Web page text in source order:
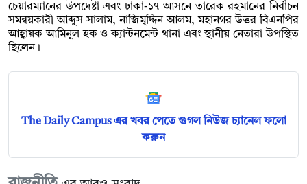
চেয়ারম্যানের উপদেষ্টা এবং ঢাকা-১৭ আসনে তারেক রহমানের নির্বাচন
সমন্বয়কারী আব্দুস সালাম, নাজিমুদ্দিন আলম, মহানগর উত্তর বিএনপির
আহ্বায়ক আমিনুল হক ও ক্যান্টনমেন্ট থানা এবং স্থানীয় নেতারা উপস্থিত
ছিলেন।
The Daily Campus এর খবর পেতে গুগল নিউজ চ্যানেল ফলো
করুন